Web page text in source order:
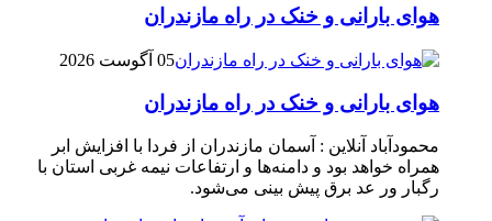
هوای بارانی و خنک در راه مازندران
05 آگوست 2026
هوای بارانی و خنک در راه مازندران
محمودآباد آنلاین : آسمان مازندران از فردا با افزایش ابر
همراه خواهد بود و دامنه‌ها و ارتفاعات نیمه غربی استان با
رگبار ور عد برق پیش بینی می‌شود.